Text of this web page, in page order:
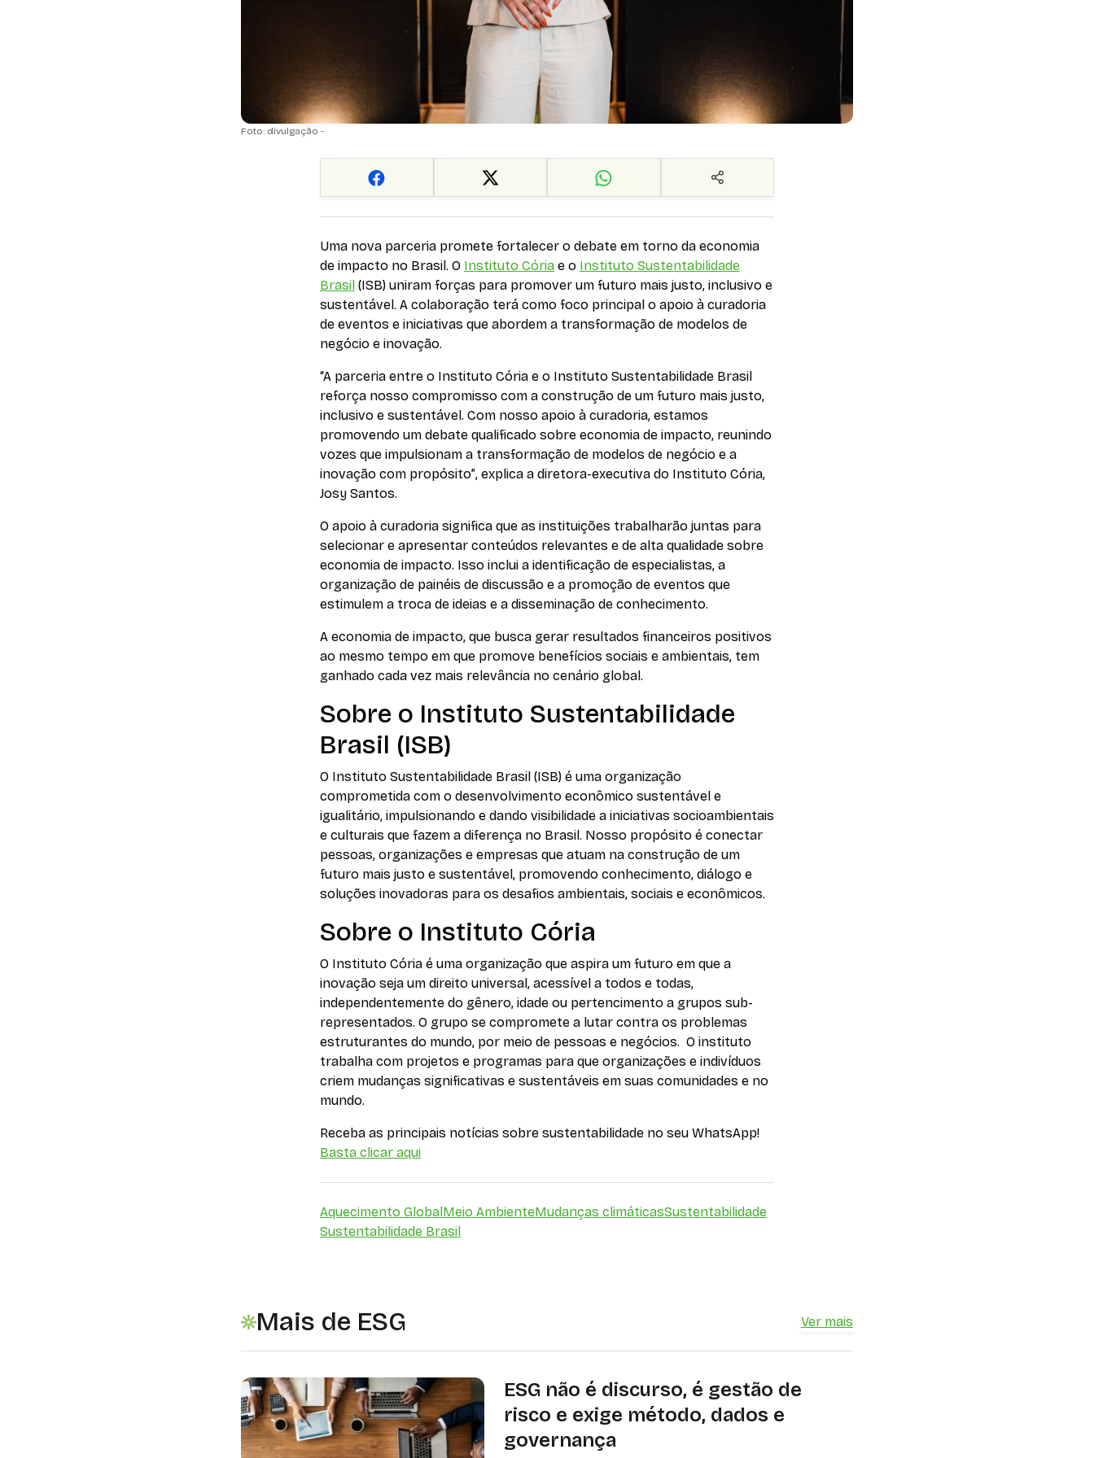
Foto: divulgação -
Uma nova parceria promete fortalecer o debate em torno da economia
de impacto no Brasil. O Instituto Cória e o Instituto Sustentabilidade
Brasil (ISB) uniram forças para promover um futuro mais justo, inclusivo e
sustentável. A colaboração terá como foco principal o apoio à curadoria
de eventos e iniciativas que abordem a transformação de modelos de
negócio e inovação.
“A parceria entre o Instituto Cória e o Instituto Sustentabilidade Brasil
reforça nosso compromisso com a construção de um futuro mais justo,
inclusivo e sustentável. Com nosso apoio à curadoria, estamos
promovendo um debate qualificado sobre economia de impacto, reunindo
vozes que impulsionam a transformação de modelos de negócio e a
inovação com propósito”, explica a diretora-executiva do Instituto Cória,
Josy Santos.
O apoio à curadoria significa que as instituições trabalharão juntas para
selecionar e apresentar conteúdos relevantes e de alta qualidade sobre
economia de impacto. Isso inclui a identificação de especialistas, a
organização de painéis de discussão e a promoção de eventos que
estimulem a troca de ideias e a disseminação de conhecimento.
A economia de impacto, que busca gerar resultados financeiros positivos
ao mesmo tempo em que promove benefícios sociais e ambientais, tem
ganhado cada vez mais relevância no cenário global.
Sobre o Instituto Sustentabilidade
Brasil (ISB)
O Instituto Sustentabilidade Brasil (ISB) é uma organização
comprometida com o desenvolvimento econômico sustentável e
igualitário, impulsionando e dando visibilidade a iniciativas socioambientais
e culturais que fazem a diferença no Brasil. Nosso propósito é conectar
pessoas, organizações e empresas que atuam na construção de um
futuro mais justo e sustentável, promovendo conhecimento, diálogo e
soluções inovadoras para os desafios ambientais, sociais e econômicos.
Sobre o Instituto Cória
O Instituto Cória é uma organização que aspira um futuro em que a
inovação seja um direito universal, acessível a todos e todas,
independentemente do gênero, idade ou pertencimento a grupos sub-
representados. O grupo se compromete a lutar contra os problemas
estruturantes do mundo, por meio de pessoas e negócios. O instituto
trabalha com projetos e programas para que organizações e indivíduos
criem mudanças significativas e sustentáveis em suas comunidades e no
mundo.
Receba as principais notícias sobre sustentabilidade no seu WhatsApp!
Basta clicar aqui
Aquecimento GlobalMeio AmbienteMudanças climáticasSustentabilidade
Sustentabilidade Brasil
Mais de ESG Ver mais
ESG não é discurso, é gestão de
risco e exige método, dados e
governança